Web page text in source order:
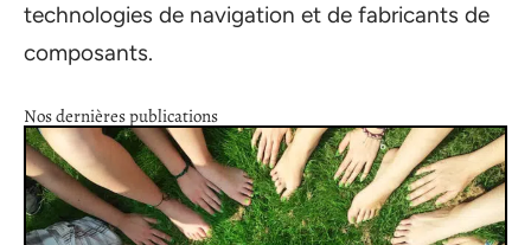
technologies de navigation et de fabricants de
composants.
Nos dernières publications